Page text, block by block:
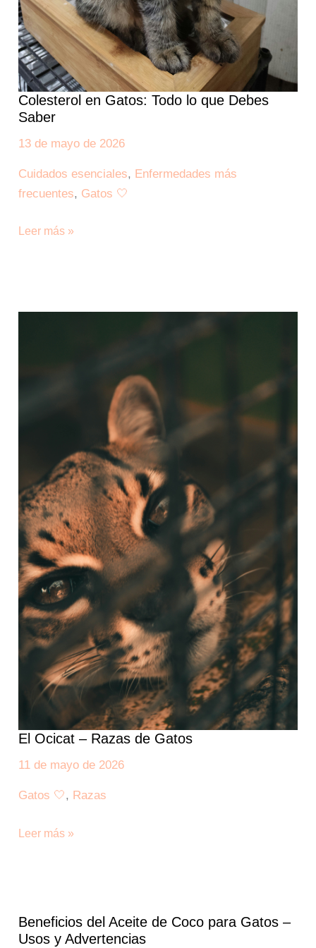
Colesterol en Gatos: Todo lo que Debes
Saber
13 de mayo de 2026
Cuidados esenciales, Enfermedades más
frecuentes, Gatos 🤍
Leer más »
El Ocicat – Razas de Gatos
11 de mayo de 2026
Gatos 🤍, Razas
Leer más »
Beneficios del Aceite de Coco para Gatos –
Usos y Advertencias
del
Aceite